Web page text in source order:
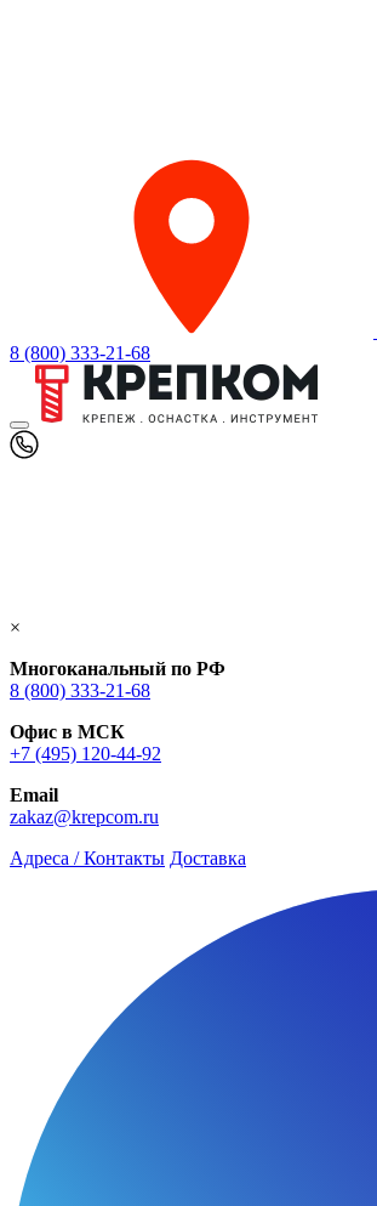
8 (800) 333-21-68
×
Многоканальный по РФ
8 (800) 333‑21-68
Офис в МСК
+7 (495) 120-44-92
Email
zakaz@krepcom.ru
Адреса / Контакты Доставка